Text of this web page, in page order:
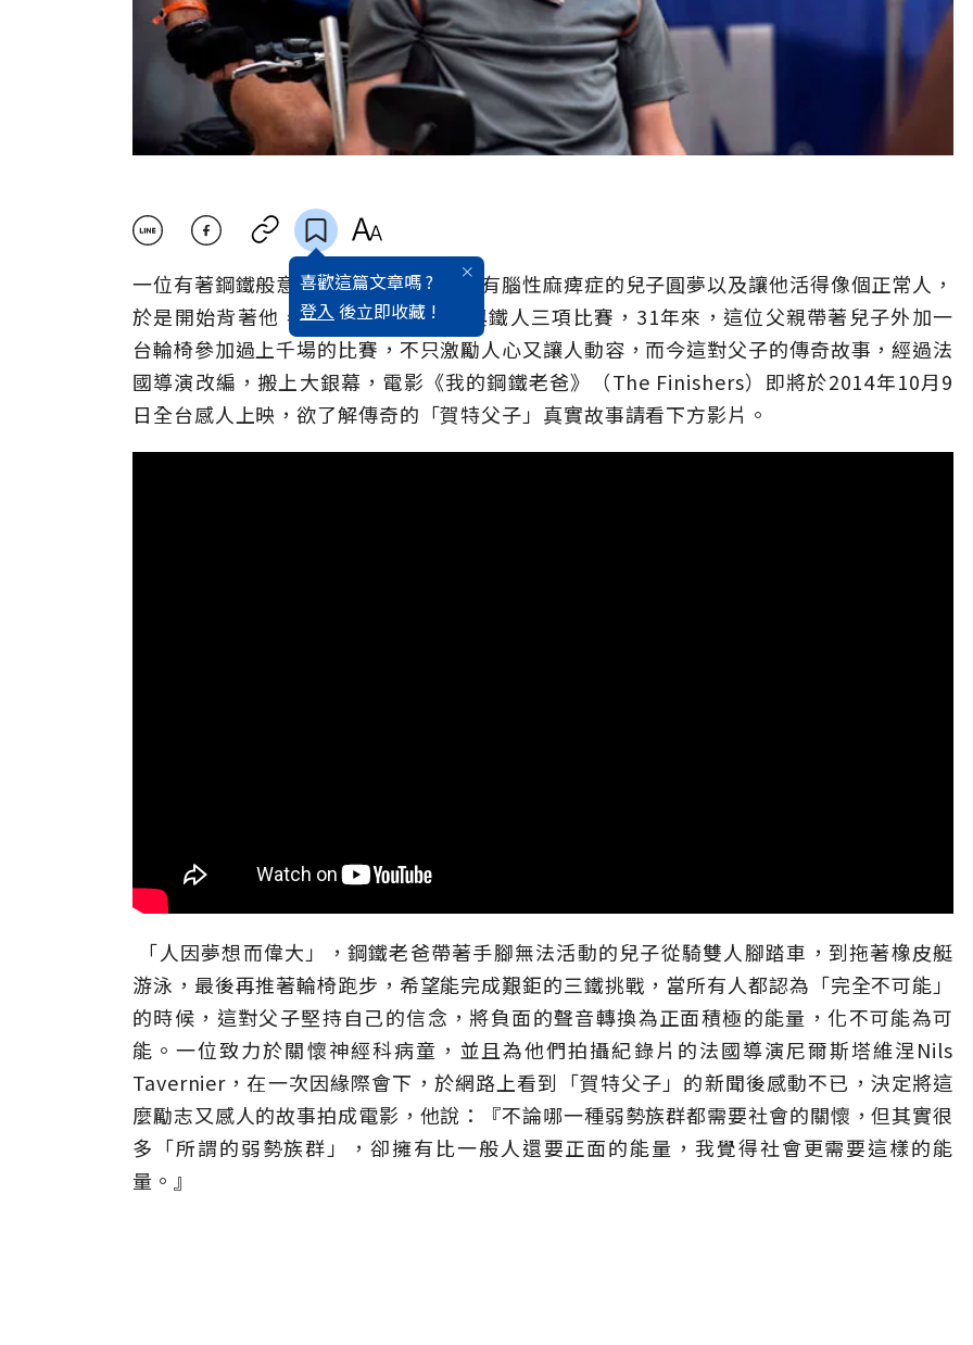
喜歡這篇文章嗎 ?
登入 後立即收藏 !
一位有著鋼鐵般意志的父親，為了讓患有腦性麻痺症的兒子圓夢以及讓他活得像個正常人，
於是開始背著他，參加各大小馬拉松與鐵人三項比賽，31年來，這位父親帶著兒子外加一
台輪椅參加過上千場的比賽，不只激勵人心又讓人動容，而今這對父子的傳奇故事，經過法
國導演改編，搬上大銀幕，電影《我的鋼鐵老爸》（The Finishers）即將於2014年10月9
日全台感人上映，欲了解傳奇的「賀特父子」真實故事請看下方影片。
「人因夢想而偉大」，鋼鐵老爸帶著手腳無法活動的兒子從騎雙人腳踏車，到拖著橡皮艇
游泳，最後再推著輪椅跑步，希望能完成艱鉅的三鐵挑戰，當所有人都認為「完全不可能」
的時候，這對父子堅持自己的信念，將負面的聲音轉換為正面積極的能量，化不可能為可
能。一位致力於關懷神經科病童，並且為他們拍攝紀錄片的法國導演尼爾斯塔維涅Nils
Tavernier，在一次因緣際會下，於網路上看到「賀特父子」的新聞後感動不已，決定將這
麼勵志又感人的故事拍成電影，他說：『不論哪一種弱勢族群都需要社會的關懷，但其實很
多「所謂的弱勢族群」，卻擁有比一般人還要正面的能量，我覺得社會更需要這樣的能
量。』